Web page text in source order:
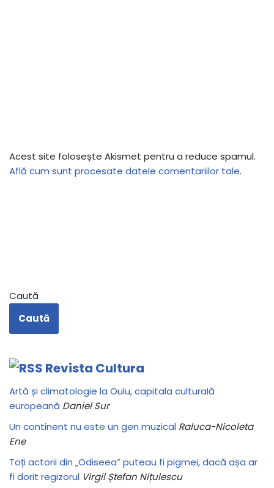
Acest site folosește Akismet pentru a reduce spamul.
Află cum sunt procesate datele comentariilor tale.
Caută
Caută
Revista Cultura
Artă și climatologie la Oulu, capitala culturală
europeană Daniel Sur
Un continent nu este un gen muzical Raluca-Nicoleta
Ene
Toți actorii din „Odiseea” puteau fi pigmei, dacă așa ar
fi dorit regizorul Virgil Ștefan Nițulescu